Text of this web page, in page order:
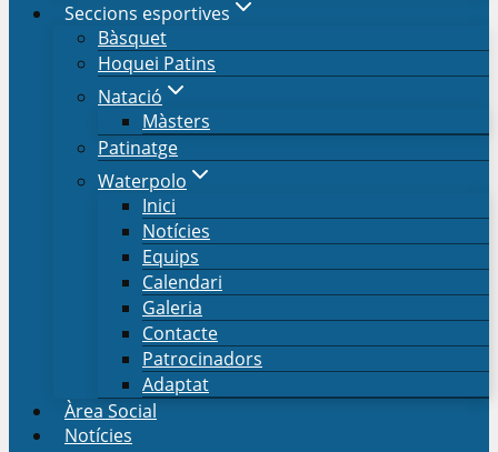
Seccions esportives
Bàsquet
Hoquei Patins
Natació
Màsters
Patinatge
Waterpolo
Inici
Notícies
Equips
Calendari
Galeria
Contacte
Patrocinadors
Adaptat
Àrea Social
Notícies